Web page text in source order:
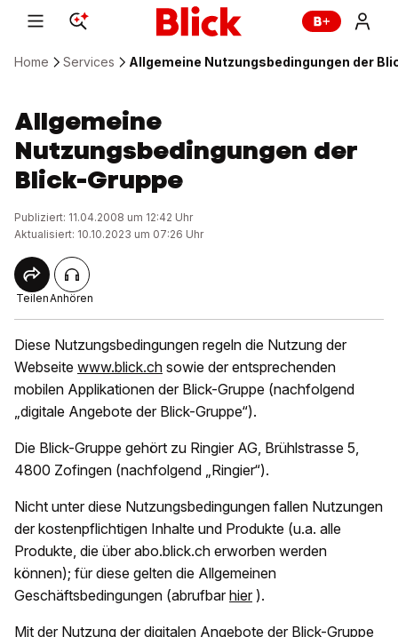
Home Services Allgemeine Nutzungsbedingungen der
Allgemeine
Nutzungsbedingungen der
Blick-Gruppe
Publiziert: 11.04.2008 um 12:42 Uhr
Aktualisiert: 10.10.2023 um 07:26 Uhr
TeilenAnhören
Diese Nutzungsbedingungen regeln die Nutzung der
Webseite www.blick.ch sowie der entsprechenden
mobilen Applikationen der Blick-Gruppe (nachfolgend
„digitale Angebote der Blick-Gruppe“).
Die Blick-Gruppe gehört zu Ringier AG, Brühlstrasse 5,
4800 Zofingen (nachfolgend „Ringier“).
Nicht unter diese Nutzungsbedingungen fallen Nutzungen
der kostenpflichtigen Inhalte und Produkte (u.a. alle
Produkte, die über abo.blick.ch erworben werden
können); für diese gelten die Allgemeinen
Geschäftsbedingungen (abrufbar hier ).
Mit der Nutzung der digitalen Angebote der Blick-Gruppe